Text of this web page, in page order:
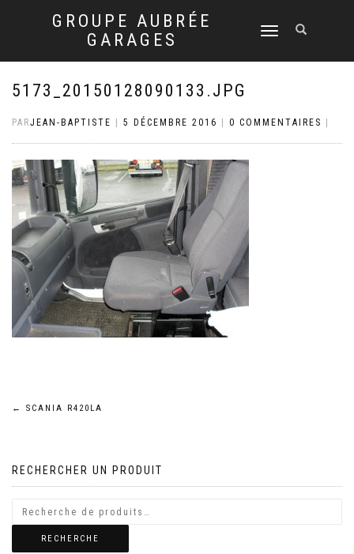
GROUPE AUBRÉE
GARAGES
DÉPLIER
NAVIGATION
5173_20150128090133.JPG
PARJEAN-BAPTISTE 5 DÉCEMBRE 2016 0 COMMENTAIRES
Navigation
l’article
← SCANIA R420LA
RECHERCHER UN PRODUIT
RECHERCHE